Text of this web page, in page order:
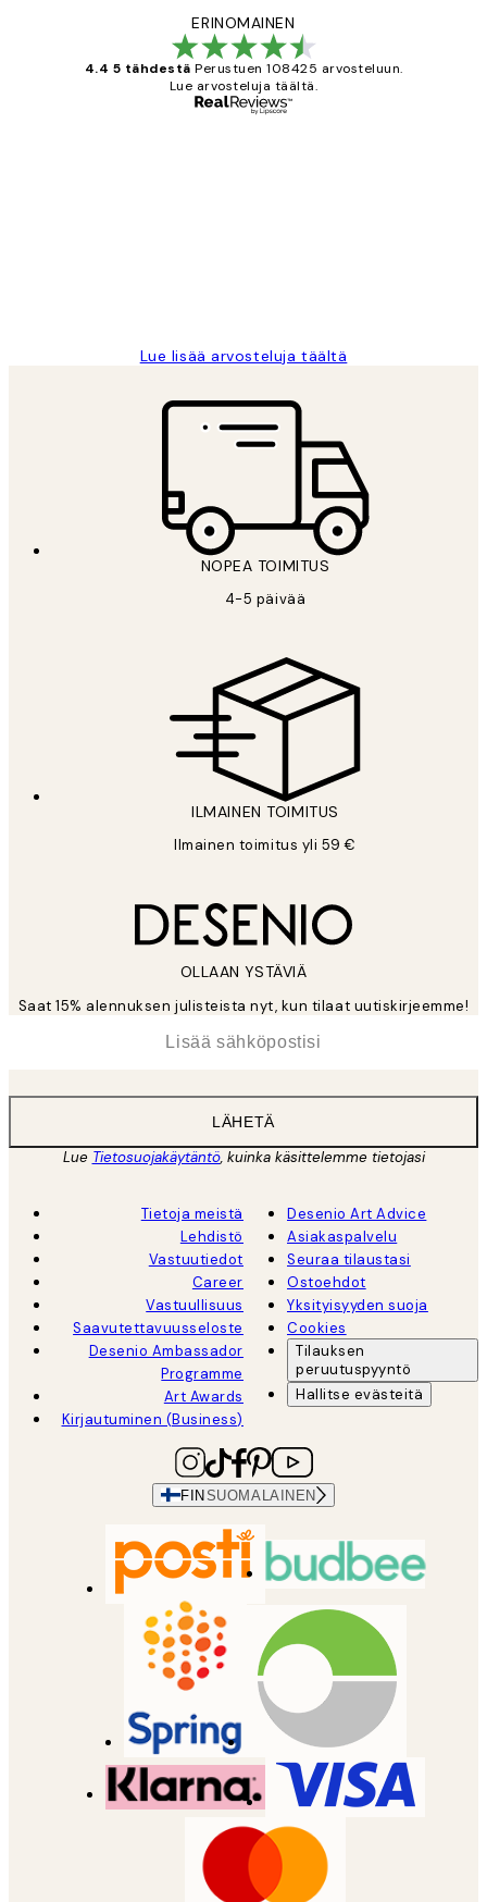
ERINOMAINEN
4.4 5 tähdestä Perustuen 108425 arvosteluun.
Lue arvosteluja täältä.
Lue lisää arvosteluja täältä
NOPEA TOIMITUS
4-5 päivää
ILMAINEN TOIMITUS
Ilmainen toimitus yli 59 €
OLLAAN YSTÄVIÄ
Saat 15% alennuksen julisteista nyt, kun tilaat uutiskirjeemme!
LÄHETÄ
Lue Tietosuojakäytäntö, kuinka käsittelemme tietojasi
Tietoja meistä
Lehdistö
Vastuutiedot
Career
Vastuullisuus
Saavutettavuusseloste
Desenio Ambassador
Programme
Art Awards
Kirjautuminen (Business)
Desenio Art Advice
Asiakaspalvelu
Seuraa tilaustasi
Ostoehdot
Yksityisyyden suoja
Cookies
Tilauksen
peruutuspyyntö
Hallitse evästeitä
FINSUOMALAINEN